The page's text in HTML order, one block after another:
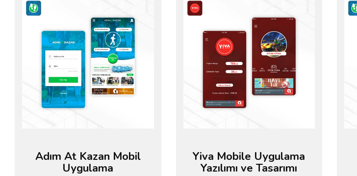
Adım At Kazan Mobil
Uygulama
Yiva Mobile Uygulama
Yazılımı ve Tasarımı